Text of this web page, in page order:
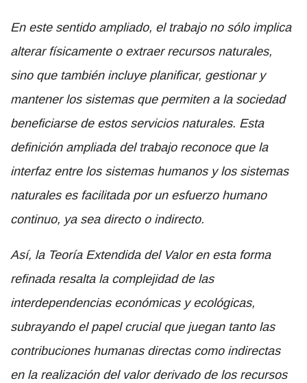
En este sentido ampliado, el trabajo no sólo implica
alterar físicamente o extraer recursos naturales,
sino que también incluye planificar, gestionar y
mantener los sistemas que permiten a la sociedad
beneficiarse de estos servicios naturales. Esta
definición ampliada del trabajo reconoce que la
interfaz entre los sistemas humanos y los sistemas
naturales es facilitada por un esfuerzo humano
continuo, ya sea directo o indirecto.
Así, la Teoría Extendida del Valor en esta forma
refinada resalta la complejidad de las
interdependencias económicas y ecológicas,
subrayando el papel crucial que juegan tanto las
contribuciones humanas directas como indirectas
en la realización del valor derivado de los recursos